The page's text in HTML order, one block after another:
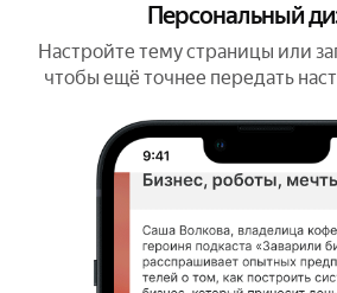
Персональный
Настройте тему страницы или
чтобы ещё точнее передать